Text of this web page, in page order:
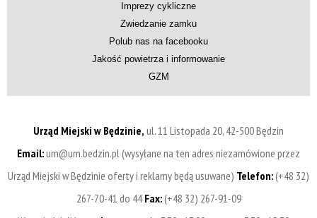
Imprezy cykliczne
Zwiedzanie zamku
Polub nas na facebooku
Jakość powietrza i informowanie
GZM
Urząd Miejski w Będzinie, ul. 11 Listopada 20, 42-500 Będzin
Email:um@um.bedzin.pl (wysyłane na ten adres niezamówione przez
Urząd Miejski w Będzinie oferty i reklamy będą usuwane) Telefon:(+48 32)
267-70-41 do 44Fax:(+48 32) 267-91-09